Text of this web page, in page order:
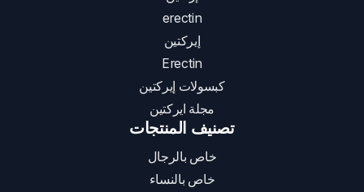
erectin
إيركتين
Erectin
كبسولات إيركتين
مجلة ايركتين
تصنيف المنتجات
خاص بالرجال
خاص بالنساء